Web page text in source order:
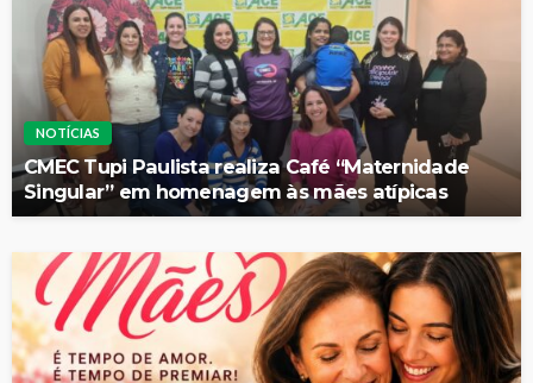
NOTÍCIAS
CMEC Tupi Paulista realiza Café “Maternidade
Singular” em homenagem às mães atípicas